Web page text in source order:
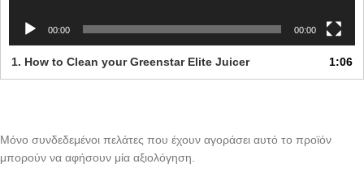
00:00 00:00
1. How to Clean your Greenstar Elite Juicer 1:06
Μόνο συνδεδεμένοι πελάτες που έχουν αγοράσει αυτό το προϊόν
μπορούν να αφήσουν μία αξιολόγηση.